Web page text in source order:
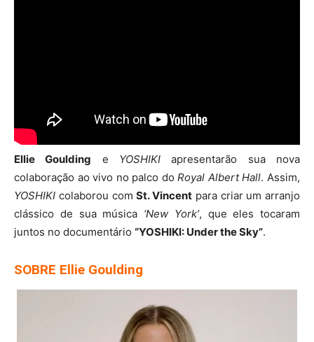
Ellie Goulding e YOSHIKI apresentarão sua nova
colaboração ao vivo no palco doRoyal Albert Hall. Assim,
YOSHIKI colaborou comSt. Vincent para criar um arranjo
clássico de sua música ‘New York’, que eles tocaram
juntos no documentário “YOSHIKI: Under the Sky”.
SOBRE Ellie Goulding